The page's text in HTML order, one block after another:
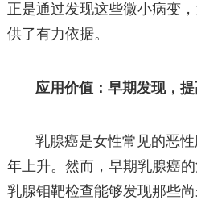
正是通过发现这些微小病变
供了有力依据。
应用价值：早期发现，
乳腺癌是女性常见的恶
年上升。然而，早期乳腺癌的
乳腺钼靶检查能够发现那些